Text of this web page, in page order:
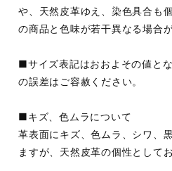
や、天然皮革ゆえ、染色具合も
の商品と色味が若干異なる場合
■サイズ表記はおおよその値と
の誤差はご容赦ください。
■キズ、色ムラについて
革表面にキズ、色ムラ、シワ、
ますが、天然皮革の個性として